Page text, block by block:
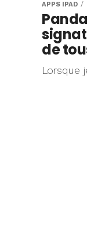
APPS IPAD
de
Lorsque